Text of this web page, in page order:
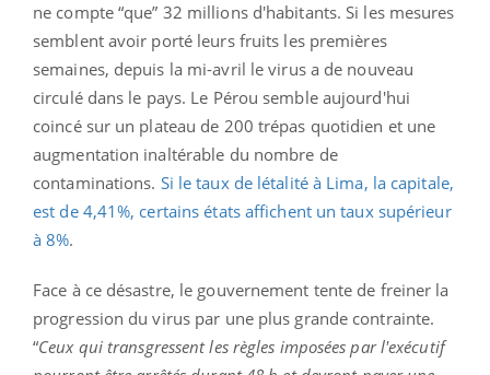
ne compte “que” 32 millions d'habitants. Si les mesures
semblent avoir porté leurs fruits les premières
semaines, depuis la mi-avril le virus a de nouveau
circulé dans le pays. Le Pérou semble aujourd'hui
coincé sur un plateau de 200 trépas quotidien et une
augmentation inaltérable du nombre de
contaminations. Si le taux de létalité à Lima, la capitale,
est de 4,41%, certains états affichent un taux supérieur
à 8%.
Face à ce désastre, le gouvernement tente de freiner la
progression du virus par une plus grande contrainte.
“Ceux qui transgressent les règles imposées par l'exécutif